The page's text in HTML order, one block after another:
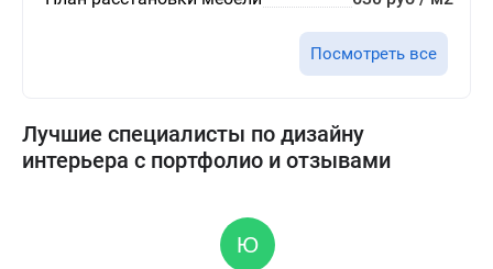
Посмотреть все
Лучшие специалисты по дизайну
интерьера с портфолио и отзывами